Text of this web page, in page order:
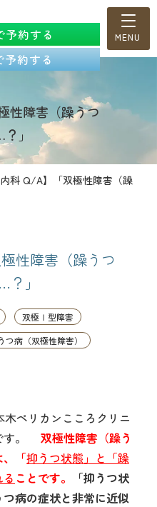
予約する
予約する
性障害（躁うつ
」
内科 Q/A】「双極性障害（躁
性障害（躁うつ
」
双極Ⅰ型障害
つ病（双極性障害）
ペリカンこころクリニ
。
双極性障害（躁う
「抑うつ状態」と「躁
ことです。
「抑うつ状
病の症状と非常に近似